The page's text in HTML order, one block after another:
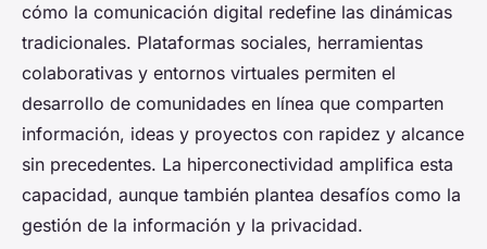
cómo la comunicación digital redefine las dinámicas
tradicionales. Plataformas sociales, herramientas
colaborativas y entornos virtuales permiten el
desarrollo de comunidades en línea que comparten
información, ideas y proyectos con rapidez y alcance
sin precedentes. La hiperconectividad amplifica esta
capacidad, aunque también plantea desafíos como la
gestión de la información y la privacidad.